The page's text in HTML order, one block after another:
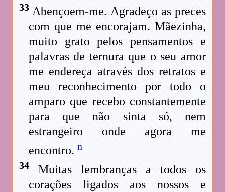
33 Abençoem-me. Agradeço as preces
com que me encorajam. Mãezinha,
muito grato pelos pensamentos e
palavras de ternura que o seu amor
me endereça através dos retratos e
meu reconhecimento por todo o
amparo que recebo constantemente
para que não sinta só, nem
estrangeiro onde agora me
encontro.n
34 Muitas lembranças a todos os
corações ligados aos nossos e